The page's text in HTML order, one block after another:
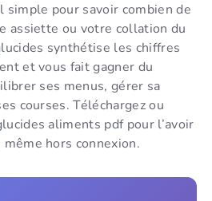
simple pour savoir combien de
assiette ou votre collation du
synthétise les chiffres
et vous fait gagner du
ses menus, gérer sa
courses. Téléchargez ou
aliments pdf pour l’avoir
hors connexion.